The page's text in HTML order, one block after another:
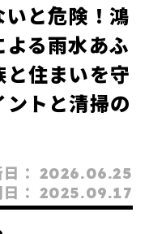
と危険！鴻
る雨水あふ
住まいを守
トと清掃の
日：2026.06.25
日：2025.09.17